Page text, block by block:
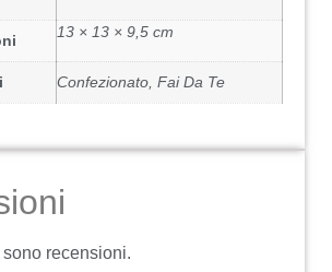
13 × 13 × 9,5 cm
Confezionato, Fai Da Te
recensioni.